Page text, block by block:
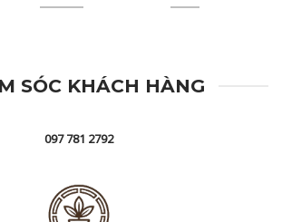
SÓC KHÁCH HÀNG
097 781 2792